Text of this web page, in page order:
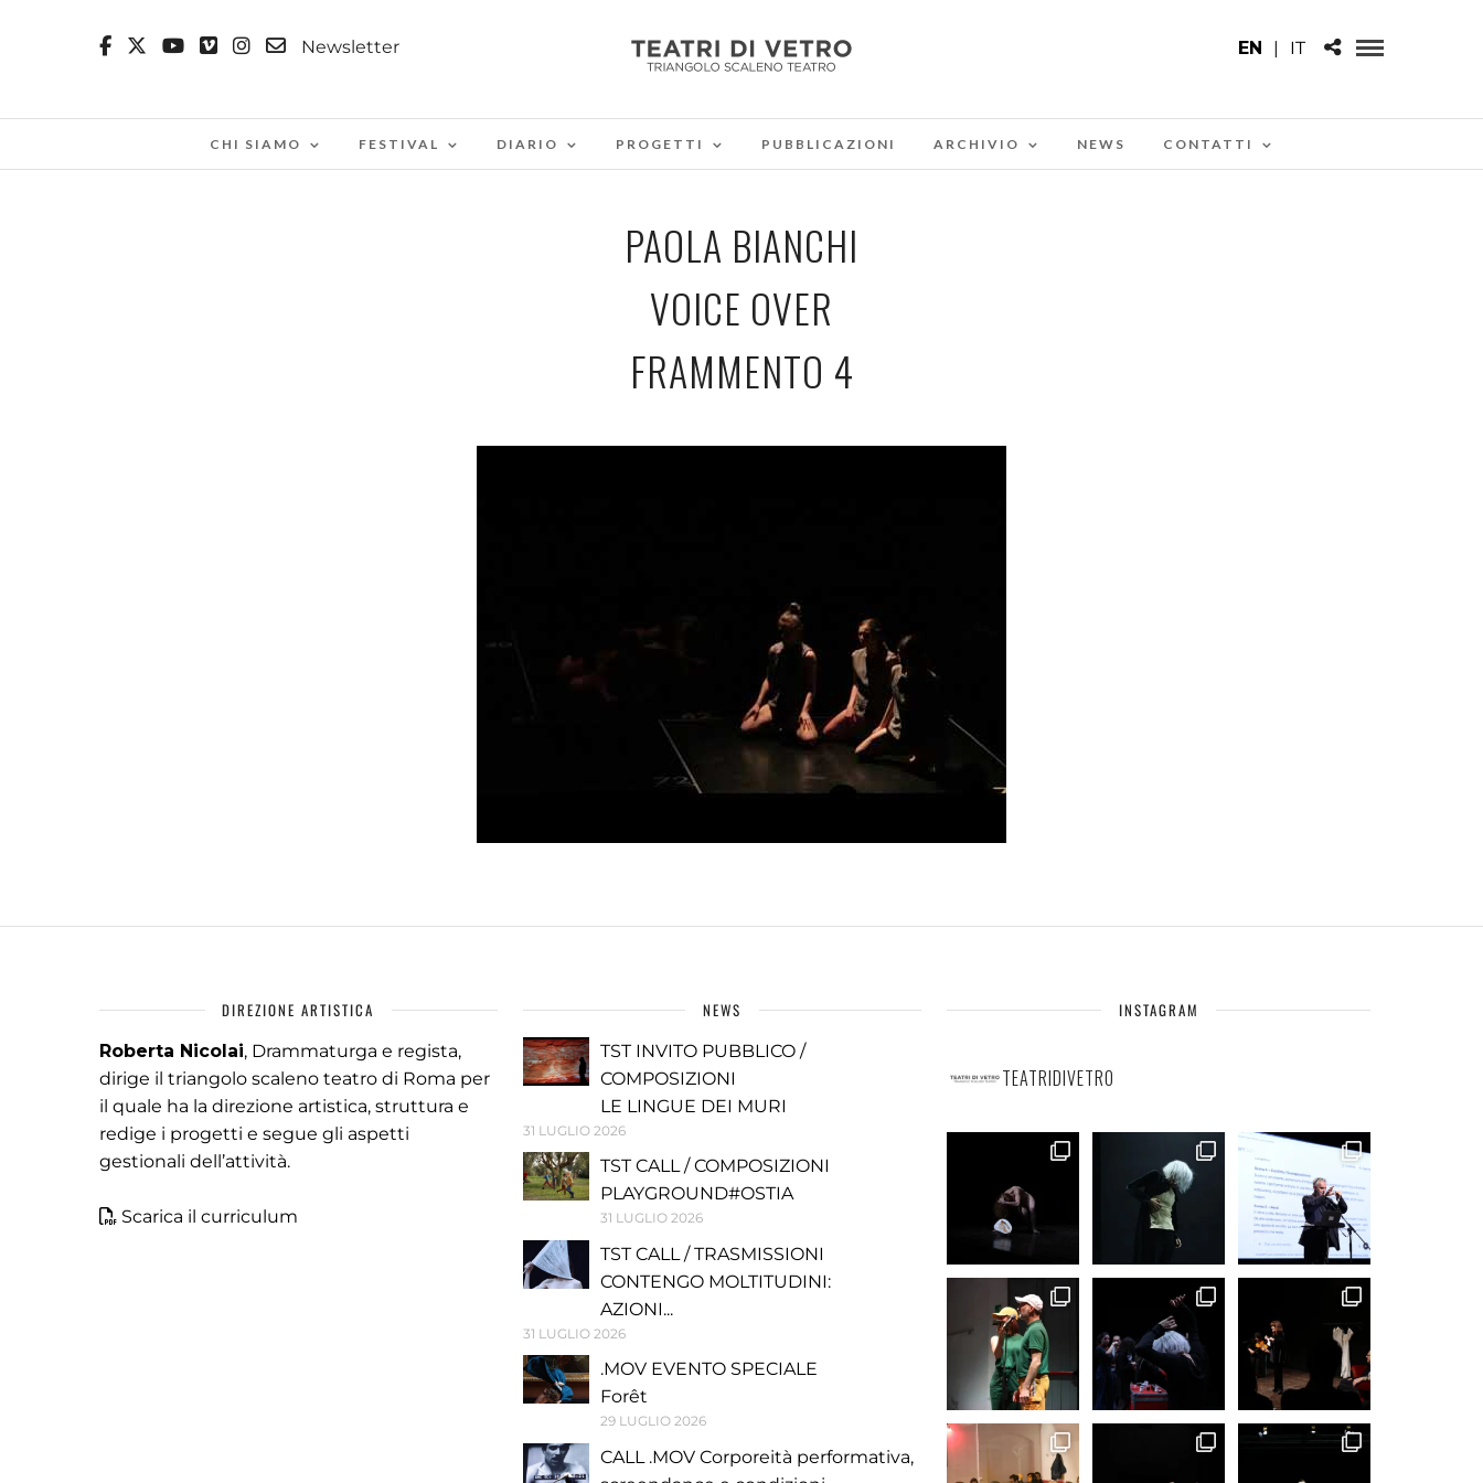
Newsletter EN | IT
CHI SIAMO FESTIVAL DIARIO PROGETTI PUBBLICAZIONI ARCHIVIO NEWS CONTATTI
PAOLA BIANCHI
VOICE OVER
FRAMMENTO 4
DIREZIONE ARTISTICA
Roberta Nicolai, Drammaturga e regista,
dirige il triangolo scaleno teatro di Roma per
il quale ha la direzione artistica, struttura e
redige i progetti e segue gli aspetti
gestionali dell’attività.
Scarica il curriculum
NEWS
TST INVITO PUBBLICO /
COMPOSIZIONI
LE LINGUE DEI MURI
31 LUGLIO 2026
TST CALL / COMPOSIZIONI
PLAYGROUND#OSTIA
31 LUGLIO 2026
TST CALL / TRASMISSIONI
CONTENGO MOLTITUDINI:
AZIONI...
31 LUGLIO 2026
.MOV EVENTO SPECIALE
Forêt
29 LUGLIO 2026
CALL .MOV Corporeità performativa,
INSTAGRAM
TEATRIDIVETRO